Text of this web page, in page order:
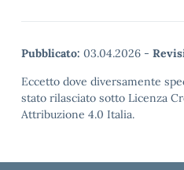
Pubblicato: 03.04.2026 -
Eccetto dove diversamente
stato rilasciato sotto Licenza
Attribuzione 4.0 Italia.